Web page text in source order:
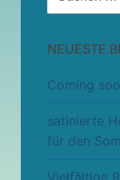
nach:
NEUESTE
Coming
satinierte
für den